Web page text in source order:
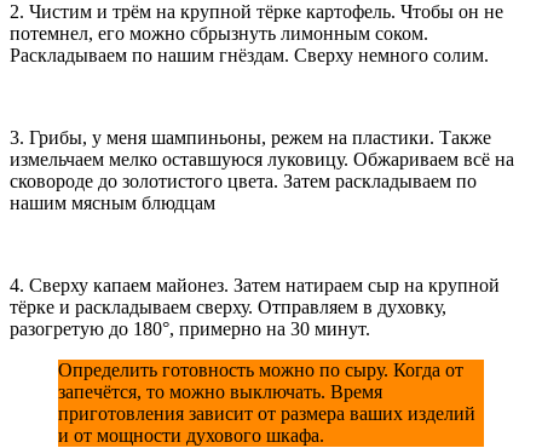
2. Чистим и трём на крупной тёрке картофель. Чтобы он не
потемнел, его можно сбрызнуть лимонным соком.
Раскладываем по нашим гнёздам. Сверху немного солим.
3. Грибы, у меня шампиньоны, режем на пластики. Также
измельчаем мелко оставшуюся луковицу. Обжариваем всё на
сковороде до золотистого цвета. Затем раскладываем по
нашим мясным блюдцам
4. Сверху капаем майонез. Затем натираем сыр на крупной
тёрке и раскладываем сверху. Отправляем в духовку,
разогретую до 180°, примерно на 30 минут.
Определить готовность можно по сыру. Когда от
запечётся, то можно выключать. Время
приготовления зависит от размера ваших изделий
и от мощности духового шкафа.